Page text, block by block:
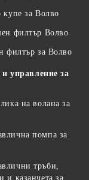
купе за Волво
филтър Волво
филтър за Волво
управление за
на волана за
помпа за
тръби,
и казанчета за